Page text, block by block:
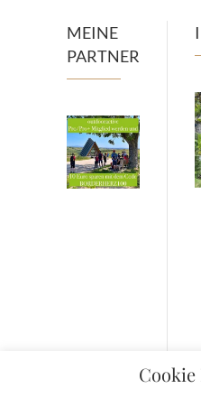
MEINE
PARTNER